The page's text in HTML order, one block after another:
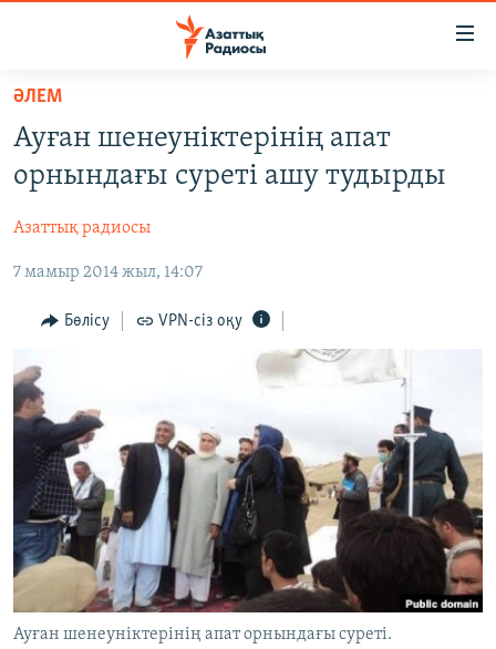
Skip
main
content
Skip
to
Navigation
Search
САЯСАТ
AZATTYQTV
ҚАҢТАР ОҚИҒАСЫ
АДАМ ҚҰҚЫҚТАРЫ
ӘЛЕУМЕТ
АРНАЙЫ ЖОБАЛАР
Русский
ЖАЗЫЛЫҢЫЗ
Басқа тілдерде
ӘЛЕМ
Ауған шенеуніктерінің апат
орнындағы суреті ашу тудырды
Азаттық радиосы
7 мамыр 2014 жыл, 14:07
Бөлісу VPN-сіз оқу
Ауған шенеуніктерінің апат орнындағы суреті.